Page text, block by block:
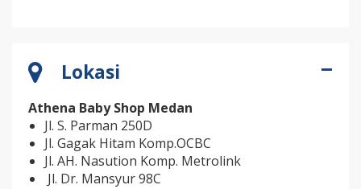
Lokasi
Athena Baby Shop Medan
Jl. S. Parman 250D
Jl. Gagak Hitam Komp.OCBC
Jl. AH. Nasution Komp. Metrolink
Jl. Dr. Mansyur 98C